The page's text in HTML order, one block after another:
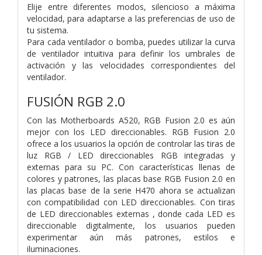
Elije entre diferentes modos, silencioso a máxima
velocidad, para adaptarse a las preferencias de uso de
tu sistema.
Para cada ventilador o bomba, puedes utilizar la curva
de ventilador intuitiva para definir los umbrales de
activación y las velocidades correspondientes del
ventilador.
FUSIÓN RGB 2.0
Con las Motherboards A520, RGB Fusion 2.0 es aún
mejor con los LED direccionables. RGB Fusion 2.0
ofrece a los usuarios la opción de controlar las tiras de
luz RGB / LED direccionables RGB integradas y
externas para su PC. Con características llenas de
colores y patrones, las placas base RGB Fusion 2.0 en
las placas base de la serie H470 ahora se actualizan
con compatibilidad con LED direccionables. Con tiras
de LED direccionables externas , donde cada LED es
direccionable digitalmente, los usuarios pueden
experimentar aún más patrones, estilos e
iluminaciones.